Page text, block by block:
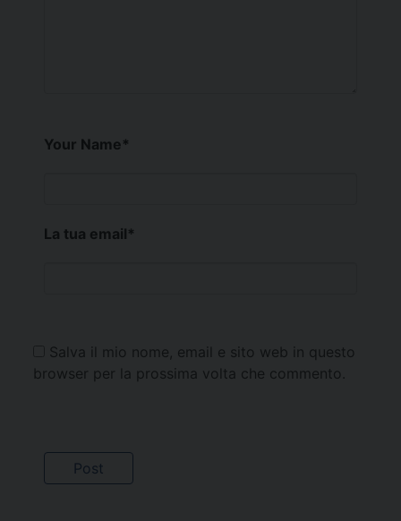
Your Name*
La tua email*
Salva il mio nome, email e sito web in questo
browser per la prossima volta che commento.